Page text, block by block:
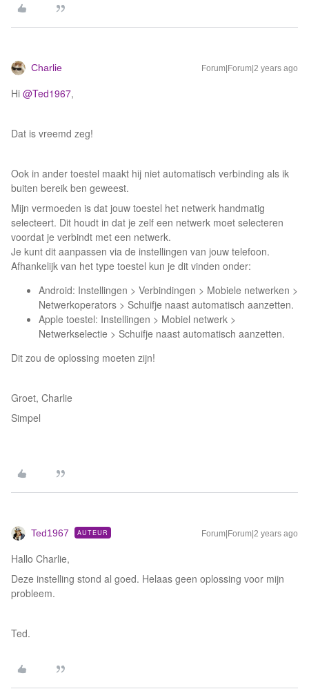
Charlie Forum|Forum|2 years ago
Hi @Ted1967,
Dat is vreemd zeg!
Ook in ander toestel maakt hij niet automatisch verbinding als ik
buiten bereik ben geweest.
Mijn vermoeden is dat jouw toestel het netwerk handmatig
selecteert. Dit houdt in dat je zelf een netwerk moet selecteren
voordat je verbindt met een netwerk.
Je kunt dit aanpassen via de instellingen van jouw telefoon.
Afhankelijk van het type toestel kun je dit vinden onder:
Android: Instellingen > Verbindingen > Mobiele netwerken >
Netwerkoperators > Schuifje naast automatisch aanzetten.
Apple toestel: Instellingen > Mobiel netwerk >
Netwerkselectie > Schuifje naast automatisch aanzetten.
Dit zou de oplossing moeten zijn!
Groet, Charlie
Simpel
Ted1967 AUTEUR Forum|Forum|2 years ago
Hallo Charlie,
Deze instelling stond al goed. Helaas geen oplossing voor mijn
probleem.
Ted.